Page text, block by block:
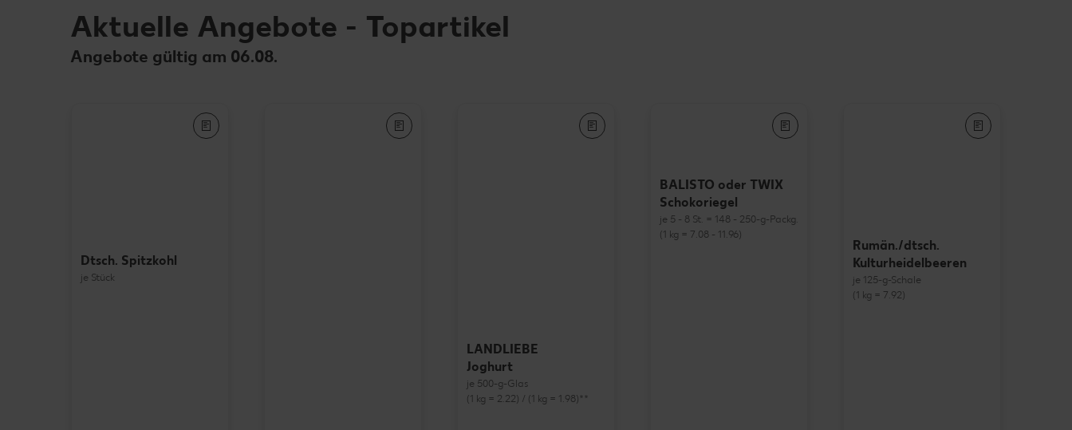
Aktuelle Angebote - Topartikel
Angebote gültig am 06.08.
Dtsch. Spitzkohl
je Stück
LANDLIEBE
Joghurt
je 500-g-Glas
(1 kg = 2.22) / (1 kg = 1.98)**
BALISTO oder TWIX
Schokoriegel
je 5 - 8 St. = 148 - 250-g-Packg.
(1 kg = 7.08 - 11.96)
Rumän./dtsch.
Kulturheidelbeeren
je 125-g-Schale
(1 kg = 7.92)